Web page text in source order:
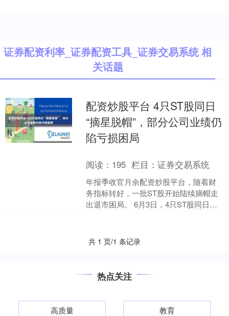
证券配资利率_证券配资工具_证券交易系统 相
关话题
配资炒股平台 4只ST股同日
“摘星脱帽”，部分公司业绩仍
陷亏损困局
阅读： 195 栏目：证券交易系统
年报季收官月余配资炒股平台，随着财
务指标转好，一批ST股开始陆续摘帽走
出退市困局。 6月3日，4只ST股同日撤
共 1 页/1 条记录
热点关注
高质量 教育